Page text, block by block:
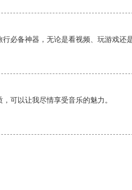
必备神器，无论是看视频、玩游戏还
可以让我尽情享受音乐的魅力。